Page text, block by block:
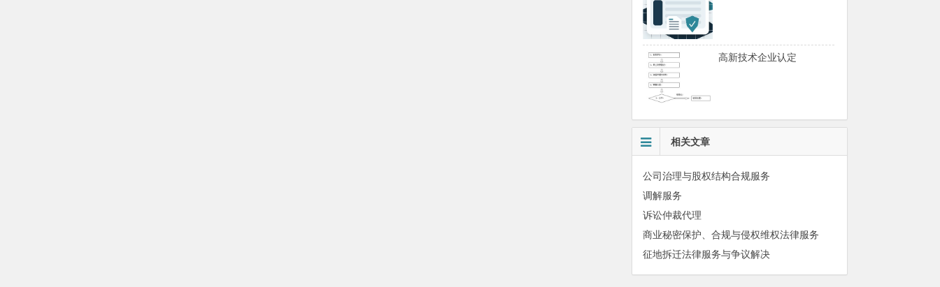
高新技术企业认定
相关文章
公司治理与股权结构合规服务
调解服务
诉讼仲裁代理
商业秘密保护、合规与侵权维权法律服务
征地拆迁法律服务与争议解决